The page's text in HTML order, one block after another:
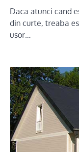
Daca atunci cand
din curte, treaba
usor…